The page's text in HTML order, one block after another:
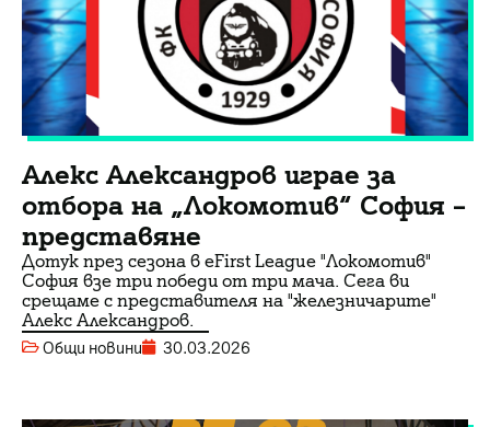
Алекс Александров играе за
отбора на „Локомотив“ София –
представяне
Дотук през сезона в eFirst League "Локомотив"
София взе три победи от три мача. Сега ви
срещаме с представителя на "железничарите"
Алекс Александров.
Общи новини 30.03.2026